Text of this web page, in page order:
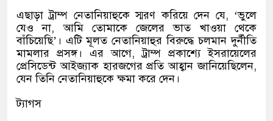
এছাড়া ট্রাম্প নেতানিয়াহুকে স্মরণ করিয়ে দেন যে, ‘ভুলে
যেও না,আমি তোমাকে জেলের ভাত খাওয়া থেকে
বাঁচিয়েছি’ । এটি মূলত নেতানিয়াহুর বিরুদ্ধে চলমান দুর্নীতি
মামলার প্রসঙ্গ। এর আগে,ট্রাম্প প্রকাশ্যে ইসরায়েলের
প্রেসিডেন্ট আইজ্যাক হারজগের প্রতি আহ্বান জানিয়েছিলেন,
যেন তিনি নেতানিয়াহুকে ক্ষমা করে দেন।
ট্যাগস